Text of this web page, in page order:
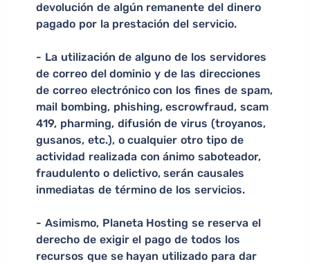
devolución de algún remanente del dinero
pagado por la prestación del servicio.
- La utilización de alguno de los servidores
de correo del dominio y de las direcciones
de correo electrónico con los fines de spam,
mail bombing, phishing, escrowfraud, scam
419, pharming, difusión de virus (troyanos,
gusanos, etc.), o cualquier otro tipo de
actividad realizada con ánimo saboteador,
fraudulento o delictivo, serán causales
inmediatas de término de los servicios.
- Asimismo, Planeta Hosting se reserva el
derecho de exigir el pago de todos los
recursos que se hayan utilizado para dar